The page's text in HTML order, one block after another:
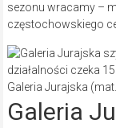
sezonu wracamy –
częstochowskiego
Galeria Jurajska
Galeria